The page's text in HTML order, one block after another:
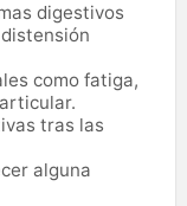
digestivos
como fatiga,
tras las
alguna